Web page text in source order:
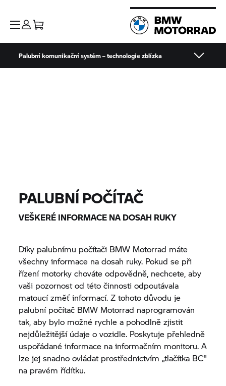
Palubní komunikační systém – technologie zblízka
PALUBNÍ POČÍTAČ
VEŠKERÉ INFORMACE NA DOSAH RUKY
Díky palubnímu počítači BMW Motorrad máte
všechny informace na dosah ruky. Pokud se při
řízení motorky chováte odpovědně, nechcete, aby
vaši pozornost od této činnosti odpoutávala
matoucí změť informací. Z tohoto důvodu je
palubní počítač BMW Motorrad naprogramován
tak, aby bylo možné rychle a pohodlně zjistit
nejdůležitější údaje o vozidle. Poskytuje přehledně
uspořádané informace na informačním monitoru. A
lze jej snadno ovládat prostřednictvím „tlačítka BC"
na pravém řídítku.